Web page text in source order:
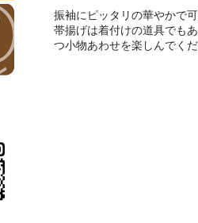
振袖にピッタリの華やかで
帯揚げは着付けの道具でも
つ小物あわせを楽しんでくだ